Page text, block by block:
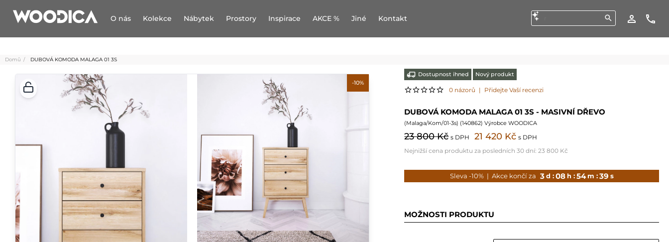
O nás Kolekce Nábytek Prostory Inspirace AKCE % Jiné Kontakt
Domů DUBOVÁ KOMODA MALAGA 01 3S
-10%
Dostupnost ihned Nový produkt
0 názorů | Přidejte Vaší recenzi
DUBOVÁ KOMODA MALAGA 01 3S - MASIVNÍ DŘEVO
(Malaga/Kom/01-3s) (140862) Výrobce WOODICA
23 800 Kč s DPH 21 420 Kč s DPH
Nejnižší cena produktu za posledních 30 dní:23 800 Kč
Sleva -10% | Akce končí za 3d :08 h :54 m :37 s
MOŽNOSTI PRODUKTU